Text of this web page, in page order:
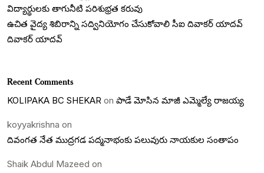
విద్యార్థులకు తాగునీటి పరిశుభ్రత కరువు
ఉచిత వైద్య శిబిరాన్ని సద్వినియోగం చేసుకోవాలి సీఐ దివాకర్ యాదవ్
దివాకర్ యాదవ్
Recent Comments
KOLIPAKA BC SHEKAR on పాడే మోసిన మాజీ ఎమ్మెల్యే రాజయ్య
koyyakrishna on
దివంగత నేత ముద్రగడ పద్మనాభంకు పలువురు నాయకుల సంతాపం
Shaik Abdul Mazeed on